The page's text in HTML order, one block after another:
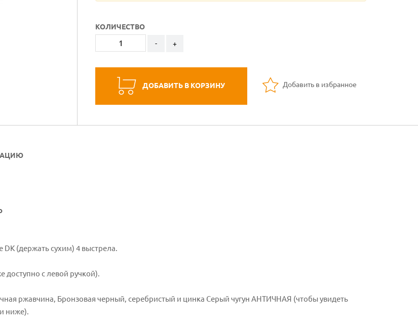
КОЛИЧЕСТВО
- +
ДОБАВИТЬ В КОРЗИНУ Добавить в избранное
DK (держать сухим) 4 выстрела.
доступно с левой ручкой).
ржавчина, Бронзовая черный, серебристый и цинка Серый чугун АНТИЧНАЯ (чтобы увидеть
ниже).